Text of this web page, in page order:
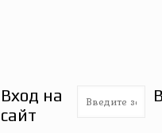
Вход на
сайт